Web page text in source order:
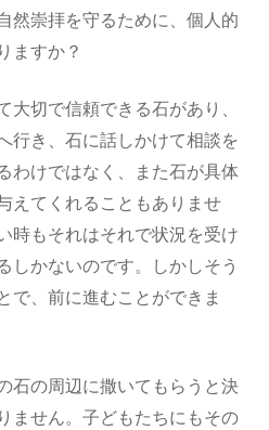
崇拝を守るために、個人的
ますか？
切で信頼できる石があり、
行き、石に話しかけて相談を
わけではなく、また石が具体
えてくれることもありませ
時もそれはそれで状況を受け
しかないのです。しかしそう
で、前に進むことができま
石の周辺に撒いてもらうと決
ません。子どもたちにもその